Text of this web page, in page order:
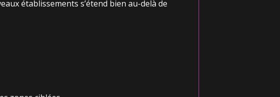
établissements s’étend bien au-delà de